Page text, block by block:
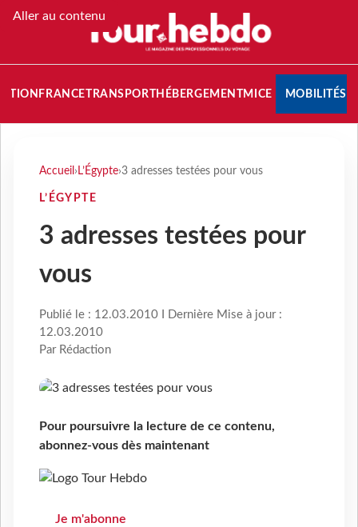
Aller au contenu
FRANCETRANSPORT HÉBERGEMENTMICE MOBILITÉS
Accueil › L’Égypte›3 adresses testées pour vous
L’ÉGYPTE
3 adresses testées pour
vous
Publié le : 12.03.2010 I Dernière Mise à jour :
12.03.2010
Par Rédaction
Pour poursuivre la lecture de ce contenu,
abonnez-vous dès maintenant
Je m'abonne